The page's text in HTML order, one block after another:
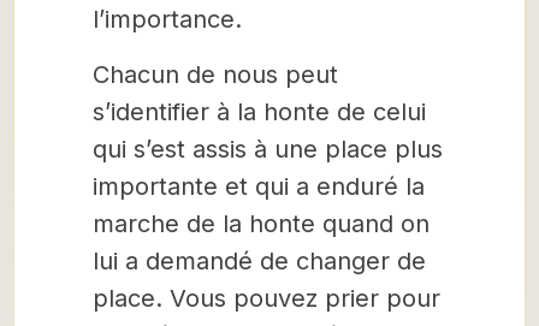
l’importance.
Chacun de nous peut
s’identifier à la honte de celui
qui s’est assis à une place plus
importante et qui a enduré la
marche de la honte quand on
lui a demandé de changer de
place. Vous pouvez prier pour